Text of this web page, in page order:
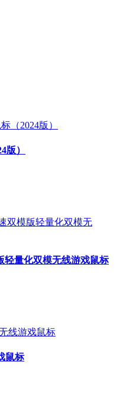
版）
量化双模无线游戏鼠标
鼠标